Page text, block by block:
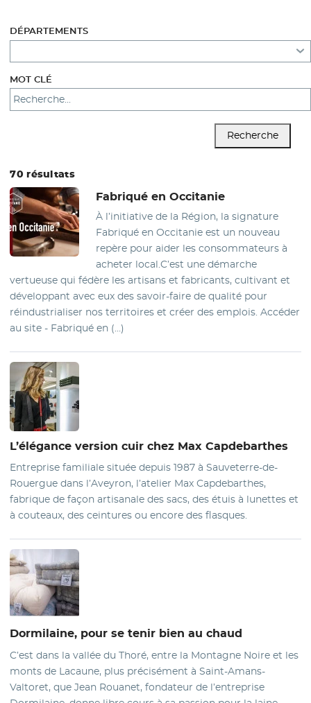
DÉPARTEMENTS
MOT CLÉ
Recherche
70 résultats
Fabriqué en Occitanie
À l’initiative de la Région, la signature
Fabriqué en Occitanie est un nouveau
repère pour aider les consommateurs à
acheter local.C’est une démarche
vertueuse qui fédère les artisans et fabricants, cultivant et
développant avec eux des savoir-faire de qualité pour
réindustrialiser nos territoires et créer des emplois. Accéder
au site - Fabriqué en (…)
L’élégance version cuir chez Max Capdebarthes
Entreprise familiale située depuis 1987 à Sauveterre-de-
Rouergue dans l’Aveyron, l’atelier Max Capdebarthes,
fabrique de façon artisanale des sacs, des étuis à lunettes et
à couteaux, des ceintures ou encore des flasques.
Dormilaine, pour se tenir bien au chaud
C’est dans la vallée du Thoré, entre la Montagne Noire et les
monts de Lacaune, plus précisément à Saint-Amans-
Valtoret, que Jean Rouanet, fondateur de l’entreprise